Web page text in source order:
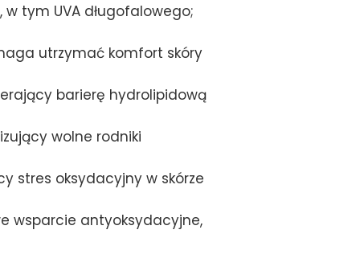
tym UVA długofalowego;
utrzymać komfort skóry
barierę hydrolipidową
wolne rodniki
stres oksydacyjny w skórze
wsparcie antyoksydacyjne,